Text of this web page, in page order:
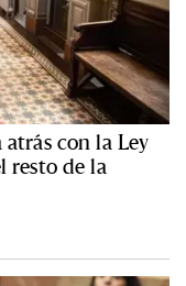
con la Ley
resto de la